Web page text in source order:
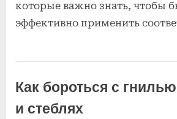
которые важно знать, чтобы
эффективно применить
вредители
орхидей
Как бороться с
и стеблях